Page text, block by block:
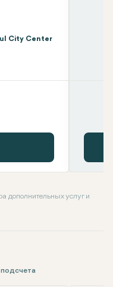
City Center
дополнительных услуг и